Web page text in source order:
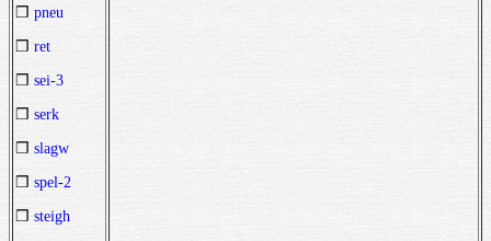
❒ pneu
❒ ret
❒ sei-3
❒ serk
❒ slagw
❒ spel-2
❒ steigh